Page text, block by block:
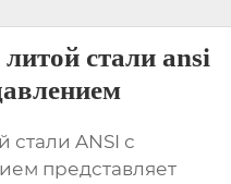
стали ansi
стали ANSI с
представляет